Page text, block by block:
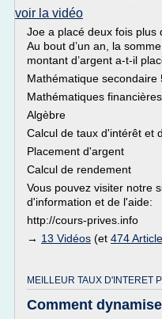
voir la vidéo
Joe a placé deux fois plus
Au bout d’un an, la
montant d’argent a-t-il
Mathématique secondaire
Mathématiques financières
Algèbre
Calcul de taux d'intérêt et
Placement d'argent
Calcul de rendement
Vous pouvez visiter notre
d'information et de l'aide:
http://cours-prives.info
→ 13 Vidéos (et 474
MEILLEUR TAUX D'INTERET
Comment